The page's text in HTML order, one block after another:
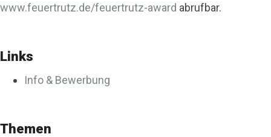
www.feuertrutz.de/feuertrutz-award abrufbar.
Links
Info & Bewerbung
Themen